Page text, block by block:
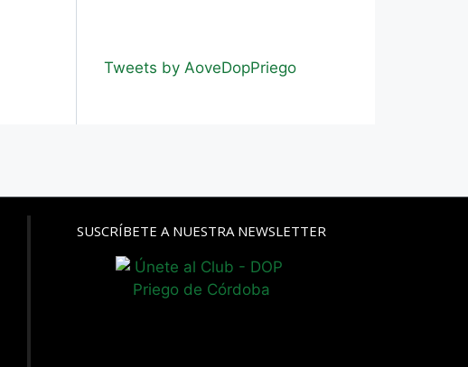
Tweets by AoveDopPriego
SUSCRÍBETE A NUESTRA NEWSLETTER